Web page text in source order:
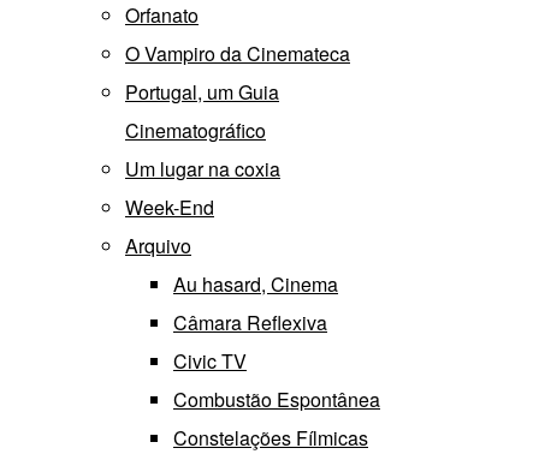
Orfanato
O Vampiro da Cinemateca
Portugal, um Guia
Cinematográfico
Um lugar na coxia
Week-End
Arquivo
Au hasard, Cinema
Câmara Reflexiva
Civic TV
Combustão Espontânea
Constelações Fílmicas